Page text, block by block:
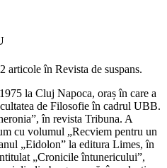
în Revista de suspans.
la Cluj Napoca, oraș în care a
de Filosofie în cadrul UBB.
în revista Tribuna. A
cu volumul „Recviem pentru un
„Eidolon” la editura Limes, în
„Cronicile întunericului”,